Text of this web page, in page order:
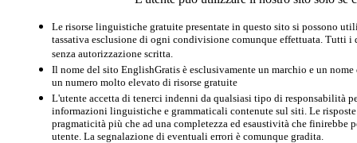
Le risorse linguistiche gratuite presentate in questo sito si possono
tassativa esclusione di ogni condivisione comunque effettuata. Tutti
senza autorizzazione scritta.
Il nome del sito EnglishGratis è esclusivamente un marchio e un
un numero molto elevato di risorse gratuite
L'utente accetta di tenerci indenni da qualsiasi tipo di responsabilità
informazioni linguistiche e grammaticali contenute sul siti. Le
pragmaticità più che ad una completezza ed esaustività che finirebbe
utente. La segnalazione di eventuali errori è comunque gradita.